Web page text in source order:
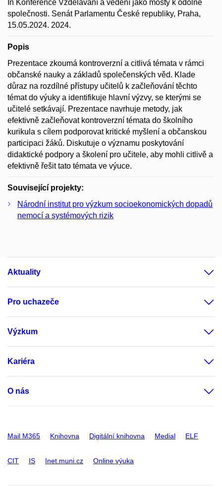
In Konference Vzdělávání a vědění jako mosty k odolné
společnosti. Senát Parlamentu České republiky, Praha,
15.05.2024. 2024.
Popis
Prezentace zkoumá kontroverzní a citlivá témata v rámci
občanské nauky a základů společenských věd. Klade
důraz na rozdílné přístupy učitelů k začleňování těchto
témat do výuky a identifikuje hlavní výzvy, se kterými se
učitelé setkávají. Prezentace navrhuje metody, jak
efektivně začleňovat kontroverzní témata do školního
kurikula s cílem podporovat kritické myšlení a občanskou
participaci žáků. Diskutuje o významu poskytování
didaktické podpory a školení pro učitele, aby mohli citlivě a
efektivně řešit tato témata ve výuce.
Související projekty:
Národní institut pro výzkum socioekonomických dopadů
nemocí a systémových rizik
Aktuality
Pro uchazeče
Výzkum
Kariéra
O nás
Mail M365 Knihovna Digitální knihovna Medial ELF
CIT IS Inet.muni.cz Online výuka